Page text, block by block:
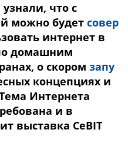
что с
можно будет совер
интернет в
домашним
о скором запу
концепциях и
Интернета
и в
выставка CeBIT